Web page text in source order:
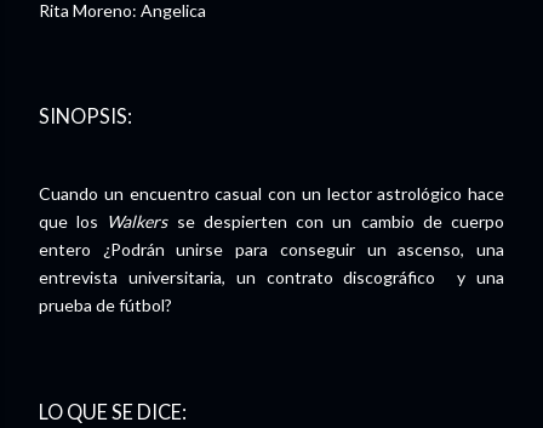
Rita Moreno: Angelica
SINOPSIS:
Cuando un encuentro casual con un lector astrológico hace
que los Walkersse despierten con un cambio de cuerpo
entero ¿Podrán unirse para conseguir un ascenso, una
entrevista universitaria, un contrato discográfico y una
prueba de fútbol?
LO QUE SE DICE: